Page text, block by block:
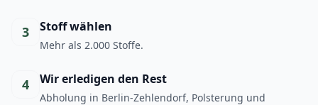
3 Stoff wählen
Mehr als 2.000 Stoffe.
4 Wir erledigen den Rest
Abholung in Berlin-Zehlendorf, Polsterung und